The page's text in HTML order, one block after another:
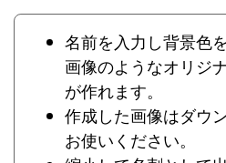
名前を入力し背景色
画像のようなオリジ
が作れます。
作成した画像はダウ
お使いください。